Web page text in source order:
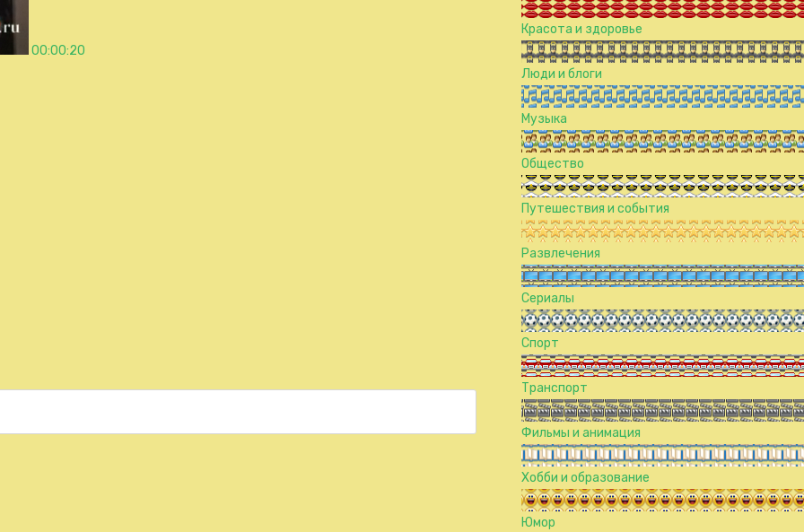
00:00:20
Красота и здоровье
Люди и блоги
Музыка
Общество
Путешествия и события
Развлечения
Сериалы
Спорт
Транспорт
Фильмы и анимация
Хобби и образование
Юмор